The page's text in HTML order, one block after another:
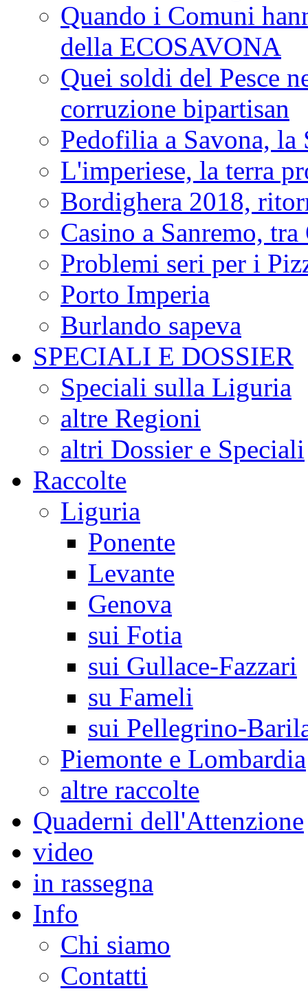
Quando i Comuni
della ECOSAVONA
Quei soldi del Pesce
corruzione bipartisan
Pedofilia a Savona, la
L'imperiese, la terra
Bordighera 2018,
Casino a Sanremo,
Problemi seri per i
Porto Imperia
Burlando sapeva
SPECIALI E DOSSIER
Speciali sulla Liguria
altre Regioni
altri Dossier e Speciali
Raccolte
Liguria
Ponente
Levante
Genova
sui Fotia
sui Gullace-Fazzari
su Fameli
sui Pellegrino-
Piemonte e Lombardia
altre raccolte
Quaderni dell'Attenzione
video
in rassegna
Info
Chi siamo
Contatti